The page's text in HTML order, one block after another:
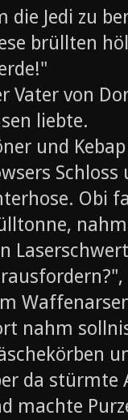
die Jedi zu
brüllten
Vater von
liebte.
und
Obi
nahm
da stürmte
machte